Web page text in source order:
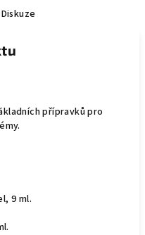
Diskuze
přípravků pro
9 ml.